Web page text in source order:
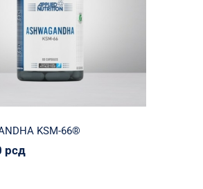
Nutrition Svi proizvodi
2.450,00рсд
KSM-66®
рсд